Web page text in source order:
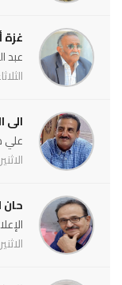
غزة
عبد
الثلاثاء, 04 أغسطس
الى
علي
الاثنين, 03 أغسطس
حان
الاثنين, 03 أغسطس